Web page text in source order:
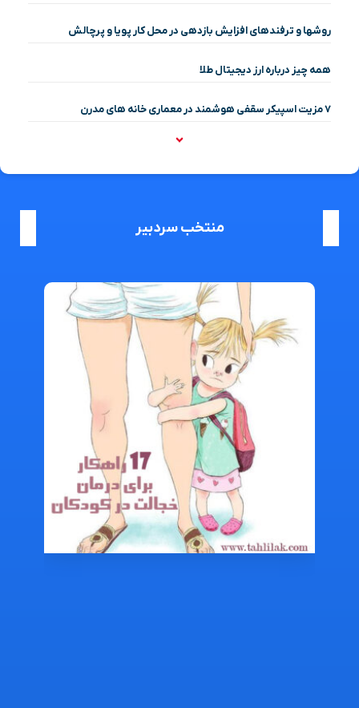
روشها و ترفندهای افزایش بازدهی در محل کار پویا و پرچالش
همه چیز درباره ارز دیجیتال طلا
۷ مزیت اسپیکر سقفی هوشمند در معماری خانه‌ های مدرن
منتخب سردبیر